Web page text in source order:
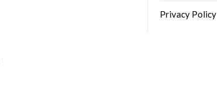
Privacy Policy